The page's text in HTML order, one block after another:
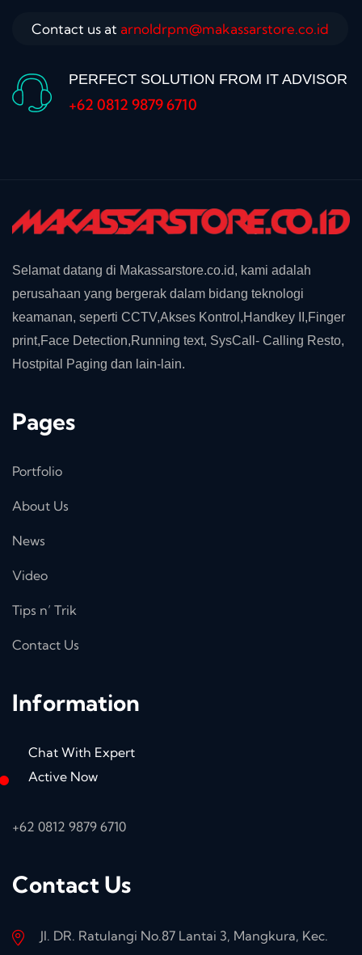
Contact us at arnoldrpm@makassarstore.co.id
PERFECT SOLUTION FROM IT ADVISOR
+62 0812 9879 6710
Selamat datang di Makassarstore.co.id, kami adalah
perusahaan yang bergerak dalam bidang teknologi
keamanan, seperti CCTV,Akses Kontrol,Handkey II,Finger
print,Face Detection,Running text, SysCall- Calling Resto,
Hostpital Paging dan lain-lain.
Pages
Portfolio
About Us
News
Video
Tips n’ Trik
Contact Us
Information
Chat With Expert
Active Now
+62 0812 9879 6710
Contact Us
Jl. DR. Ratulangi No.87 Lantai 3, Mangkura, Kec.